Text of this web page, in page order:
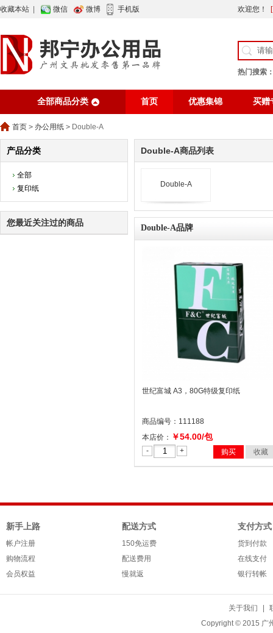
收藏本站 微信 微博 手机版 欢迎您！
热门搜索
全部商品分类 首页 优惠集锦 买赠
首页 > 办公用纸 > Double-A
产品分类
全部
复印纸
您最近关注过的商品
Double-A商品列表
Double-A
Double-A品牌
世纪富城 A3，80G特级复印纸
商品编号：111188
本店价： ￥54.00/包
- + 购买 收藏
新手上路
帐户注册
购物流程
会员权益
配送方式
150免运费
配送费用
慢就返
支付方式
货到付款
在线支付
银行转帐
关于我们
Copyright © 2015 广